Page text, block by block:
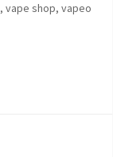
, vape shop, vapeo